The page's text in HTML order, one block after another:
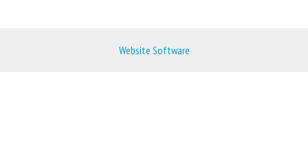
Website Software